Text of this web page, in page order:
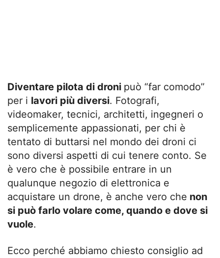
Diventare pilota di droni può “far comodo”
per i lavori più diversi. Fotografi,
videomaker, tecnici, architetti, ingegneri o
semplicemente appassionati, per chi è
tentato di buttarsi nel mondo dei droni ci
sono diversi aspetti di cui tenere conto. Se
è vero che è possibile entrare in un
qualunque negozio di elettronica e
acquistare un drone, è anche vero che non
si può farlo volare come, quando e dove si
vuole.
Ecco perché abbiamo chiesto consiglio ad